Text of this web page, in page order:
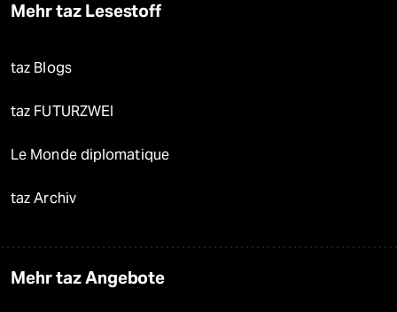
Mehr taz Lesestoff
taz Blogs
taz FUTURZWEI
Le Monde diplomatique
taz Archiv
Mehr taz Angebote